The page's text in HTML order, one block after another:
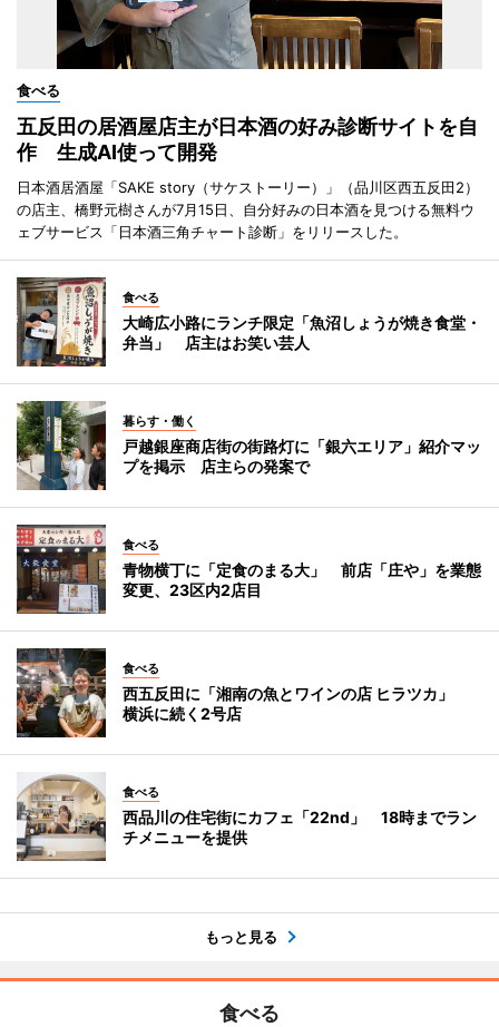
食べる
五反田の居酒屋店主が日本酒の好み診断サイトを自
作 生成AI使って開発
日本酒居酒屋「SAKE story（サケストーリー）」（品川区西五反田2）
の店主、橋野元樹さんが7月15日、自分好みの日本酒を見つける無料ウ
ェブサービス「日本酒三角チャート診断」をリリースした。
食べる
大崎広小路にランチ限定「魚沼しょうが焼き食堂・
弁当」 店主はお笑い芸人
暮らす・働く
戸越銀座商店街の街路灯に「銀六エリア」紹介マッ
プを掲示 店主らの発案で
食べる
青物横丁に「定食のまる大」 前店「庄や」を業態
変更、23区内2店目
食べる
西五反田に「湘南の魚とワインの店 ヒラツカ」
横浜に続く2号店
食べる
西品川の住宅街にカフェ「22nd」 18時までラン
チメニューを提供
もっと見る
食べる